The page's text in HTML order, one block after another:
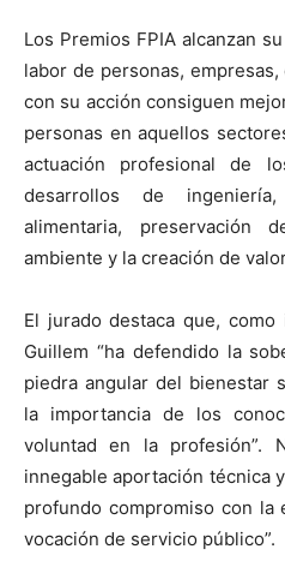
Los Premios FPIA alcanzan
labor de personas,
con su acción consiguen
personas en aquellos
actuación profesional de
desarrollos de ingeniería,
alimentaria, preservación
ambiente y la creación de
El jurado destaca que,
Guillem “ha defendido la
piedra angular del bienestar
la importancia de los
voluntad en la profesión”.
innegable aportación técnica
profundo compromiso con la
vocación de servicio público”.